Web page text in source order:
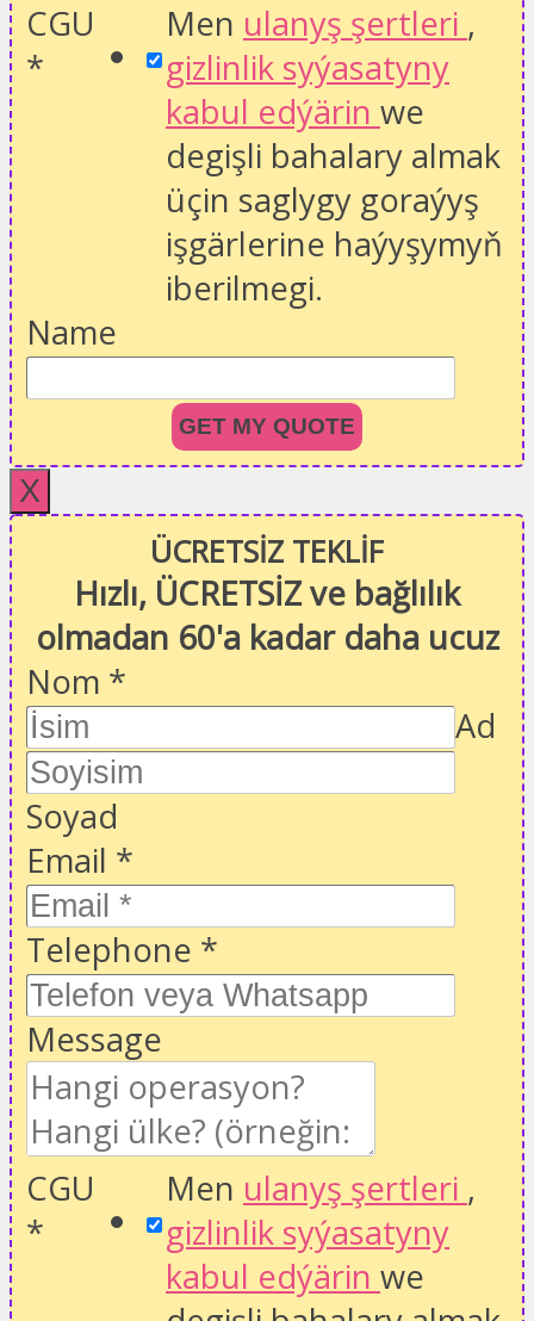
CGU
*
Men ulanyş şertleri ,
gizlinlik syýasatyny
kabul edýärin we
degişli bahalary almak
üçin saglygy goraýyş
işgärlerine haýyşymyň
iberilmegi.
Name
GET MY QUOTE
X
ÜCRETSİZ TEKLİF
Hızlı, ÜCRETSİZ ve bağlılık
olmadan 60'a kadar daha ucuz
Nom *
Ad
Soyad
Email *
Telephone *
Message
CGU
*
Men ulanyş şertleri ,
gizlinlik syýasatyny
kabul edýärin we